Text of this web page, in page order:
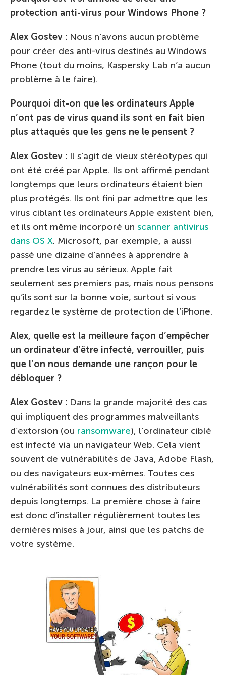
protection anti-virus pour Windows Phone ?
Alex Gostev : Nous n’avons aucun problème
pour créer des anti-virus destinés au Windows
Phone (tout du moins, Kaspersky Lab n’a aucun
problème à le faire).
Pourquoi dit-on que les ordinateurs Apple
n’ont pas de virus quand ils sont en fait bien
plus attaqués que les gens ne le pensent ?
Alex Gostev : Il s’agit de vieux stéréotypes qui
ont été créé par Apple. Ils ont affirmé pendant
longtemps que leurs ordinateurs étaient bien
plus protégés. Ils ont fini par admettre que les
virus ciblant les ordinateurs Apple existent bien,
et ils ont même incorporé un scanner antivirus
dans OS X. Microsoft, par exemple, a aussi
passé une dizaine d’années à apprendre à
prendre les virus au sérieux. Apple fait
seulement ses premiers pas, mais nous pensons
qu’ils sont sur la bonne voie, surtout si vous
regardez le système de protection de l’iPhone.
Alex, quelle est la meilleure façon d’empêcher
un ordinateur d’être infecté, verrouiller, puis
que l’on nous demande une rançon pour le
débloquer ?
Alex Gostev : Dans la grande majorité des cas
qui impliquent des programmes malveillants
d’extorsion (ou ransomware), l’ordinateur ciblé
est infecté via un navigateur Web. Cela vient
souvent de vulnérabilités de Java, Adobe Flash,
ou des navigateurs eux-mêmes. Toutes ces
vulnérabilités sont connues des distributeurs
depuis longtemps. La première chose à faire
est donc d’installer régulièrement toutes les
dernières mises à jour, ainsi que les patchs de
votre système.